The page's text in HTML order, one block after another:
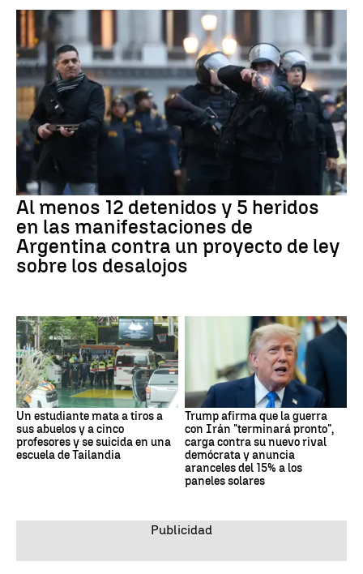
Al menos 12 detenidos y 5 heridos
en las manifestaciones de
Argentina contra un proyecto de ley
sobre los desalojos
Un estudiante mata a tiros a
sus abuelos y a cinco
profesores y se suicida en una
escuela de Tailandia
Trump afirma que la guerra
con Irán "terminará pronto",
carga contra su nuevo rival
demócrata y anuncia
aranceles del 15% a los
paneles solares